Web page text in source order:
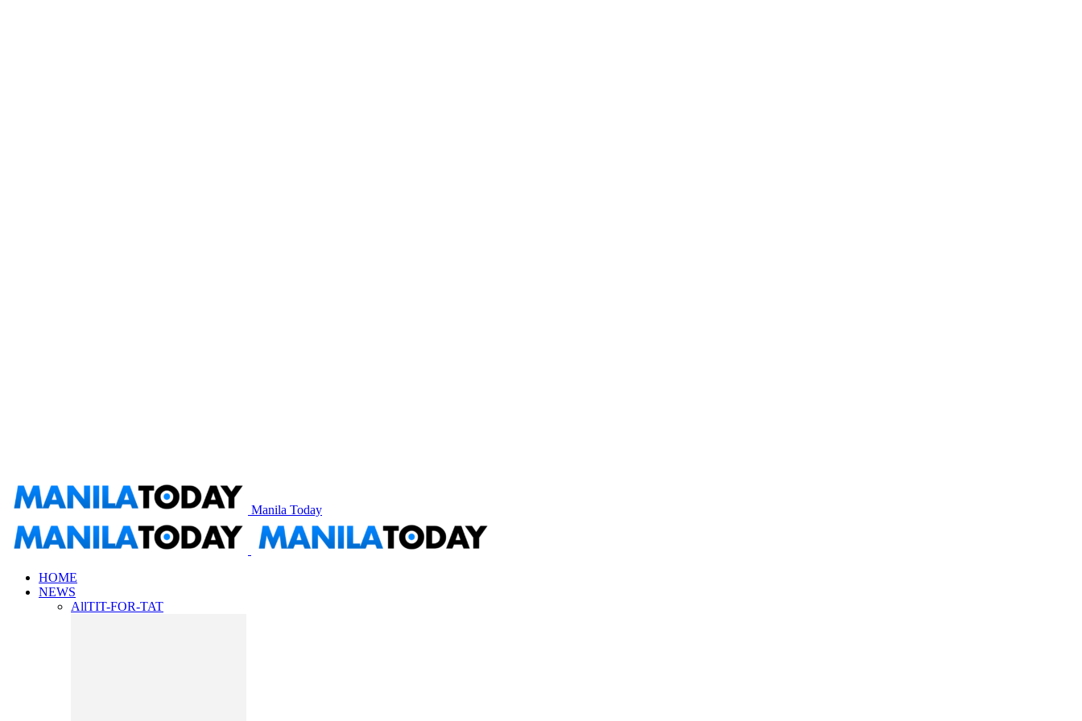
Manila Today
HOME
NEWS
AllTIT-FOR-TAT